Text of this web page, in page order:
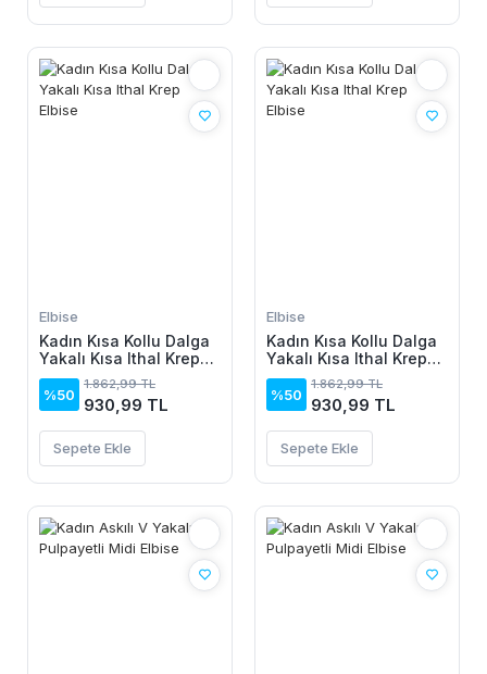
Elbise
Kadın Kısa Kollu Dalga
Yakalı Kısa Ithal Krep
Elbise
%50
1.862,99 TL
930,99 TL
Sepete Ekle
Elbise
Kadın Kısa Kollu Dalga
Yakalı Kısa Ithal Krep
Elbise
%50
1.862,99 TL
930,99 TL
Sepete Ekle